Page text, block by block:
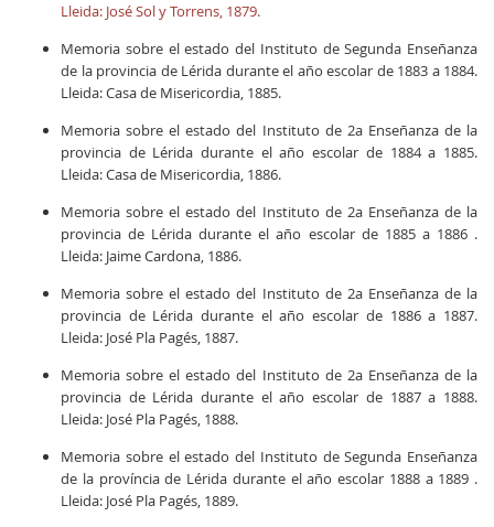
Lleida: José Sol y Torrens, 1879.
Memoria sobre el estado del Instituto de Segunda Enseñanza
de la provincia de Lérida durante el año escolar de 1883 a 1884.
Lleida: Casa de Misericordia, 1885.
Memoria sobre el estado del Instituto de 2a Enseñanza de la
provincia de Lérida durante el año escolar de 1884 a 1885.
Lleida: Casa de Misericordia, 1886.
Memoria sobre el estado del Instituto de 2a Enseñanza de la
provincia de Lérida durante el año escolar de 1885 a 1886 .
Lleida: Jaime Cardona, 1886.
Memoria sobre el estado del Instituto de 2a Enseñanza de la
provincia de Lérida durante el año escolar de 1886 a 1887.
Lleida: José Pla Pagés, 1887.
Memoria sobre el estado del Instituto de 2a Enseñanza de la
provincia de Lérida durante el año escolar de 1887 a 1888.
Lleida: José Pla Pagés, 1888.
Memoria sobre el estado del Instituto de Segunda Enseñanza
de la província de Lérida durante el año escolar 1888 a 1889 .
Lleida: José Pla Pagés, 1889.